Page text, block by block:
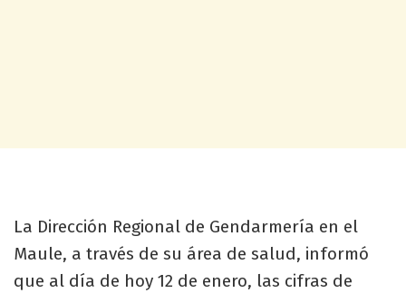
La Dirección Regional de Gendarmería en el
Maule, a través de su área de salud, informó
que al día de hoy 12 de enero, las cifras de